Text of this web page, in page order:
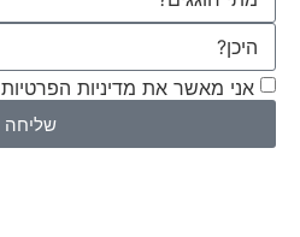
אני מאשר את מדיניות הפרטיות
שליחה